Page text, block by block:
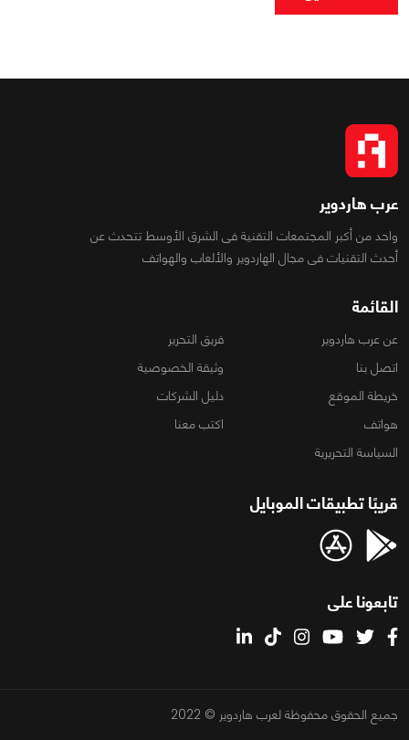
عرب هاردوير
واحد من أكبر المجتمعات التقنية فى الشرق الأوسط تتحدث عن
أحدث التقنيات فى مجال الهاردوير والألعاب والهواتف
القائمة
عن عرب هاردوير
فريق التحرير
اتصل بنا
وثيقة الخصوصية
خريطة الموقع
دليل الشركات
هواتف
اكتب معنا
السياسة التحريرية
قريبًا تطبيقات الموبايل
تابعونا على
جميع الحقوق محفوظة لعرب هاردوير © 2022